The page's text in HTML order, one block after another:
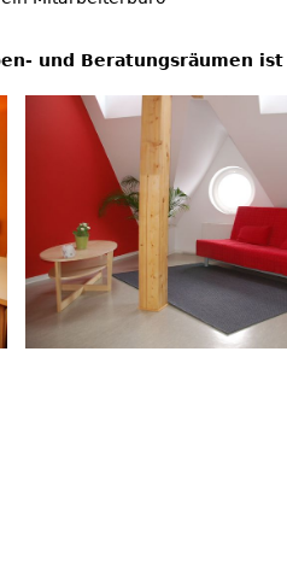
und Beratungsräumen